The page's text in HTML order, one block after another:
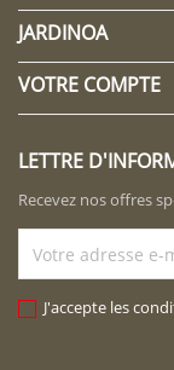
JARDINOA
VOTRE COMPTE
LETTRE
Recevez nos offres
J'accepte les